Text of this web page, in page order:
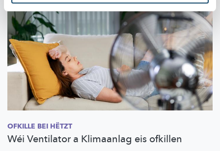
OFKILLE BEI HËTZT
Wéi Ventilator a Klimaanlag eis ofkillen